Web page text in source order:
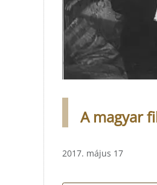
A magyar
2017. május 17